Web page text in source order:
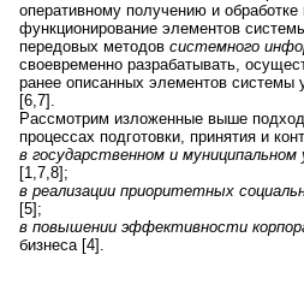
оперативному получению и
функционирование элементов
передовых методов системного
своевременно разрабатывать,
ранее описанных элементов системы
[6,7].
Рассмотрим изложенные выше
процессах подготовки, принятия и
в государственном и муниципальном
[1,7,8];
в реализации приоритетных
[5];
в повышении эффективности
бизнеса [4].